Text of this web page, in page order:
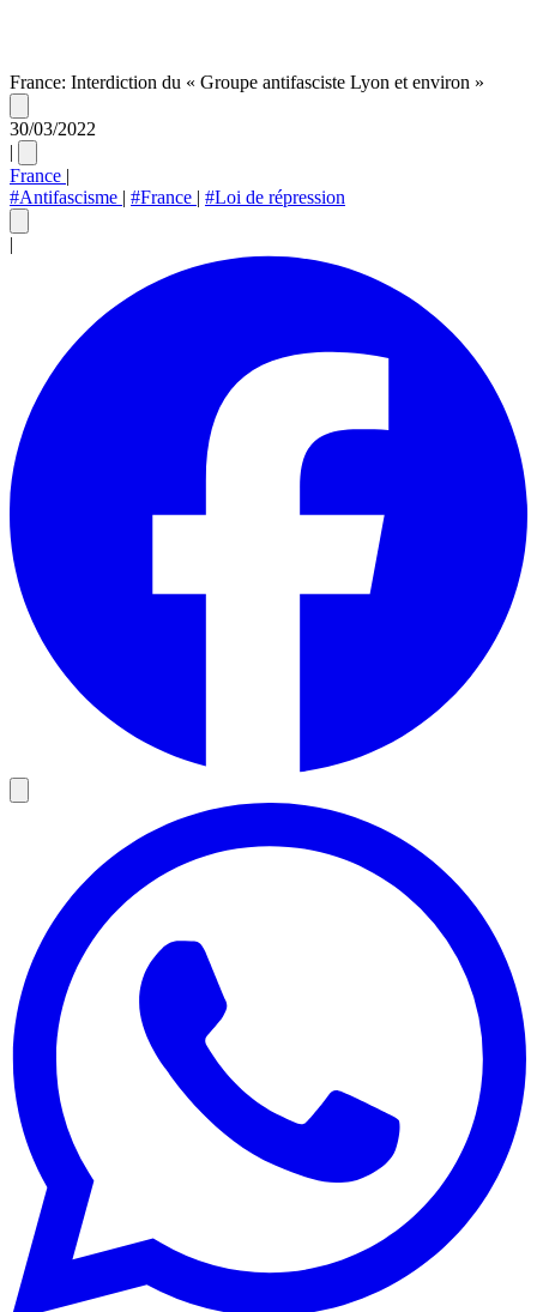
France: Interdiction du « Groupe antifasciste Lyon et environ »
30/03/2022
|
France |
#Antifascisme | #France | #Loi de répression
|